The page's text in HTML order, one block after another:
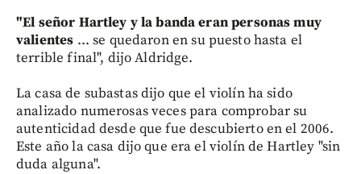
"El señor Hartley y la banda eran personas muy
valientes ... se quedaron en su puesto hasta el
terrible final", dijo Aldridge.
La casa de subastas dijo que el violín ha sido
analizado numerosas veces para comprobar su
autenticidad desde que fue descubierto en el 2006.
Este año la casa dijo que era el violín de Hartley "sin
duda alguna".